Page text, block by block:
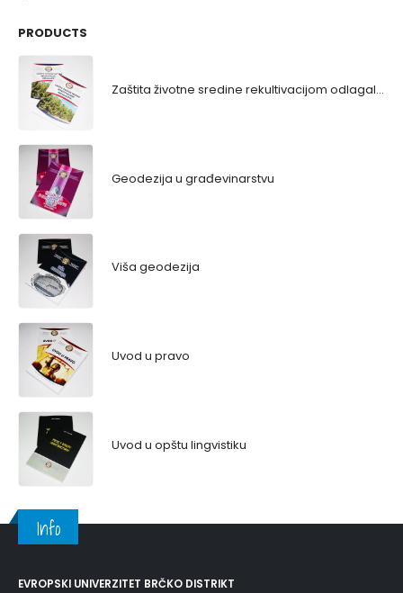
PRODUCTS
Zaštita životne sredine rekultivacijom odlagališta
Geodezija u građevinarstvu
Viša geodezija
Uvod u pravo
Uvod u opštu lingvistiku
Info
EVROPSKI UNIVERZITET BRČKO DISTRIKT